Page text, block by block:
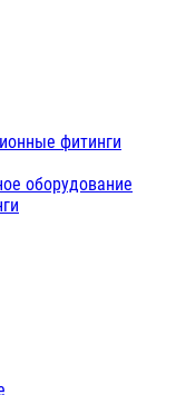
фитинги
оборудование